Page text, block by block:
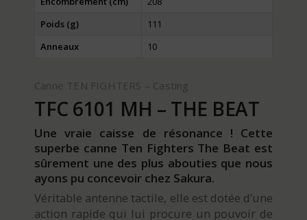
Poids (g)
111
Anneaux
10
Canne TEN FIGHTERS – Casting
TFC 6101 MH – THE BEAT
Une vraie caisse de résonance ! Cette
superbe canne Ten Fighters The Beat est
sûrement une des plus abouties que nous
ayons pu concevoir chez Sakura.
Véritable antenne tactile, elle est dotée d’une
action rapide qui lui procure un pouvoir de